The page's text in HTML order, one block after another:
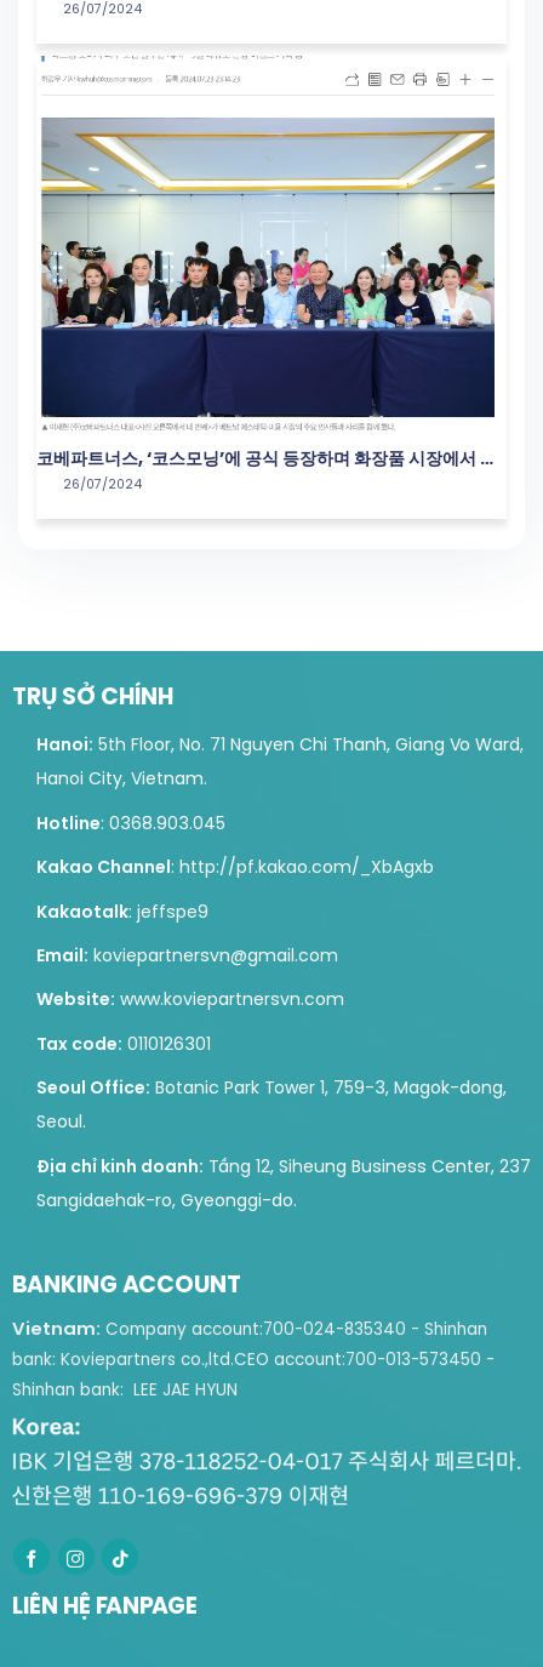
with a Groundbreaking Campaign in the Vietnam
Cosmetics Market
26/07/2024
코베파트너스, ‘코스모닝’에 공식 등장하며 화장품 시장에서 새
로운 도약
26/07/2024
TRỤ SỞ CHÍNH
Hanoi: 5th Floor, No. 71 Nguyen Chi Thanh, Giang Vo Ward,
Hanoi City, Vietnam.
Hotline: 0368.903.045
Kakao Channel: http://pf.kakao.com/_XbAgxb
Kakaotalk: jeffspe9
Email: koviepartnersvn@gmail.com
Website: www.koviepartnersvn.com
Tax code: 0110126301
Seoul Office: Botanic Park Tower 1, 759-3, Magok-dong,
Seoul.
Địa chỉ kinh doanh: Tầng 12, Siheung Business Center, 237
Sangidaehak-ro, Gyeonggi-do.
BANKING ACCOUNT
Vietnam: Company account:700-024-835340 - Shinhan
bank: Koviepartners co.,ltd.CEO account:700-013-573450 -
Shinhan bank: LEE JAE HYUN
LIÊN HỆ FANPAGE